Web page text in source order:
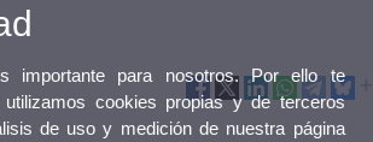
importante para nosotros. Por ello te
utilizamos cookies propias y de terceros
de uso y medición de nuestra página